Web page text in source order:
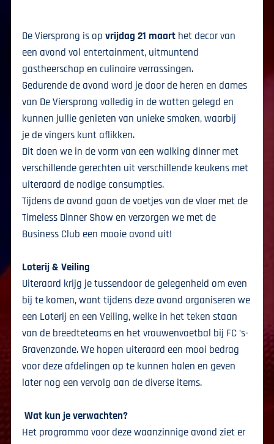
De Viersprong is op vrijdag 21 maart het decor van
een avond vol entertainment, uitmuntend
gastheerschap en culinaire verrassingen.
Gedurende de avond word je door de heren en dames
van De Viersprong volledig in de watten gelegd en
kunnen jullie genieten van unieke smaken, waarbij
je de vingers kunt aflikken.
Dit doen we in de vorm van een walking dinner met
verschillende gerechten uit verschillende keukens met
uiteraard de nodige consumpties.
Tijdens de avond gaan de voetjes van de vloer met de
Timeless Dinner Show en verzorgen we met de
Business Club een mooie avond uit!
Loterij & Veiling
Uiteraard krijg je tussendoor de gelegenheid om even
bij te komen, want tijdens deze avond organiseren we
een Loterij en een Veiling, welke in het teken staan
van de breedteteams en het vrouwenvoetbal bij FC ’s-
Gravenzande. We hopen uiteraard een mooi bedrag
voor deze afdelingen op te kunnen halen en geven
later nog een vervolg aan de diverse items.
Wat kun je verwachten?
Het programma voor deze waanzinnige avond ziet er